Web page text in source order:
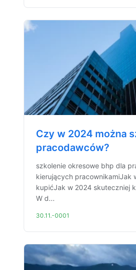
Czy w 2024 można
pracodawców?
szkolenie okresowe bhp dla
kierujących pracownikamiJak
kupićJak w 2024 skuteczniej
W d...
30.11.-0001